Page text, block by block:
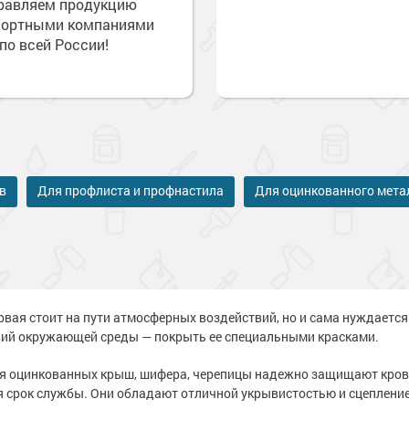
продукцию
компаниями
всей России!
Для профлиста и профнастила Для оцинкованного
стоит на пути атмосферных воздействий, но и сама
окружающей среды — покрыть ее специальными красками.
оцинкованных крыш, шифера, черепицы надежно защищают
срок службы. Они обладают отличной укрывистостью и